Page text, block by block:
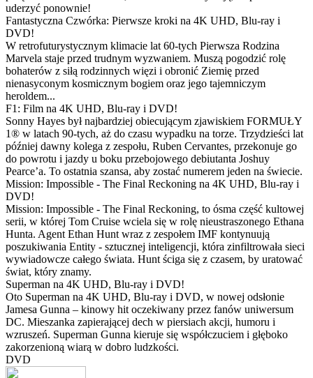
uderzyć ponownie!
Fantastyczna Czwórka: Pierwsze kroki na 4K UHD, Blu-ray i
DVD!
W retrofuturystycznym klimacie lat 60-tych Pierwsza Rodzina
Marvela staje przed trudnym wyzwaniem. Muszą pogodzić rolę
bohaterów z siłą rodzinnych więzi i obronić Ziemię przed
nienasyconym kosmicznym bogiem oraz jego tajemniczym
heroldem...
F1: Film na 4K UHD, Blu-ray i DVD!
Sonny Hayes był najbardziej obiecującym zjawiskiem FORMUŁY
1® w latach 90-tych, aż do czasu wypadku na torze. Trzydzieści lat
później dawny kolega z zespołu, Ruben Cervantes, przekonuje go
do powrotu i jazdy u boku przebojowego debiutanta Joshuy
Pearce’a. To ostatnia szansa, aby zostać numerem jeden na świecie.
Mission: Impossible - The Final Reckoning na 4K UHD, Blu-ray i
DVD!
Mission: Impossible - The Final Reckoning, to ósma część kultowej
serii, w której Tom Cruise wciela się w rolę nieustraszonego Ethana
Hunta. Agent Ethan Hunt wraz z zespołem IMF kontynuują
poszukiwania Entity - sztucznej inteligencji, która zinfiltrowała sieci
wywiadowcze całego świata. Hunt ściga się z czasem, by uratować
świat, który znamy.
Superman na 4K UHD, Blu-ray i DVD!
Oto Superman na 4K UHD, Blu-ray i DVD, w nowej odsłonie
Jamesa Gunna – kinowy hit oczekiwany przez fanów uniwersum
DC. Mieszanka zapierającej dech w piersiach akcji, humoru i
wzruszeń. Superman Gunna kieruje się współczuciem i głęboko
zakorzenioną wiarą w dobro ludzkości.
DVD